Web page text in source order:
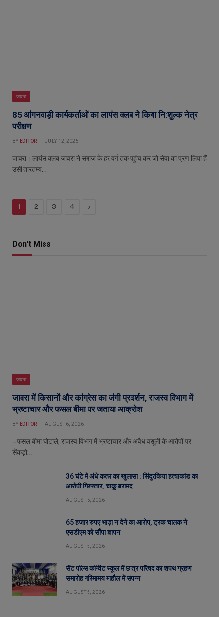
जावरा
85 आंगनवाड़ी कार्यकर्ताओं का लायंस क्लब ने किया नि:शुल्क नेत्र
परीक्षण
BY EDITOR JULY 12, 2025
जावरा। लायंस क्लब जावरा ने समाज के हर वर्ग तक पहुंच कर जो सेवा का प्रण लिया हैं
उसी तारतम्य…
1 2 3 4 Next
Don't Miss
जावरा
जावरा में किसानों और कांग्रेस का जंगी प्रदर्शन, राजस्व विभाग में
भ्रष्टाचार और फसल बीमा पर जताया आक्रोश
BY EDITOR AUGUST 6, 2026
– फसल बीमा घोटाले, राजस्व विभाग में भ्रष्टाचार और अवैध वसूली के आरोपों पर
सेंकड़ो…
36 घंटे में अंधे कत्ल का खुलासा : सिंदुरकिया हत्याकांड का
आरोपी गिरफ्तार, चाकू बरामद
AUGUST 6, 2026
65 हजार रुपए भाड़ा न देने का आरोप, ट्रक चालक ने
एसडीएम को सौंपा ज्ञापन
AUGUST 5, 2026
सेंट पॉल्स कॉन्वेंट स्कूल में छात्र परिषद का शपथ ग्रहण
समारोह गरिमामय माहौल में संपन्न
AUGUST 5, 2026